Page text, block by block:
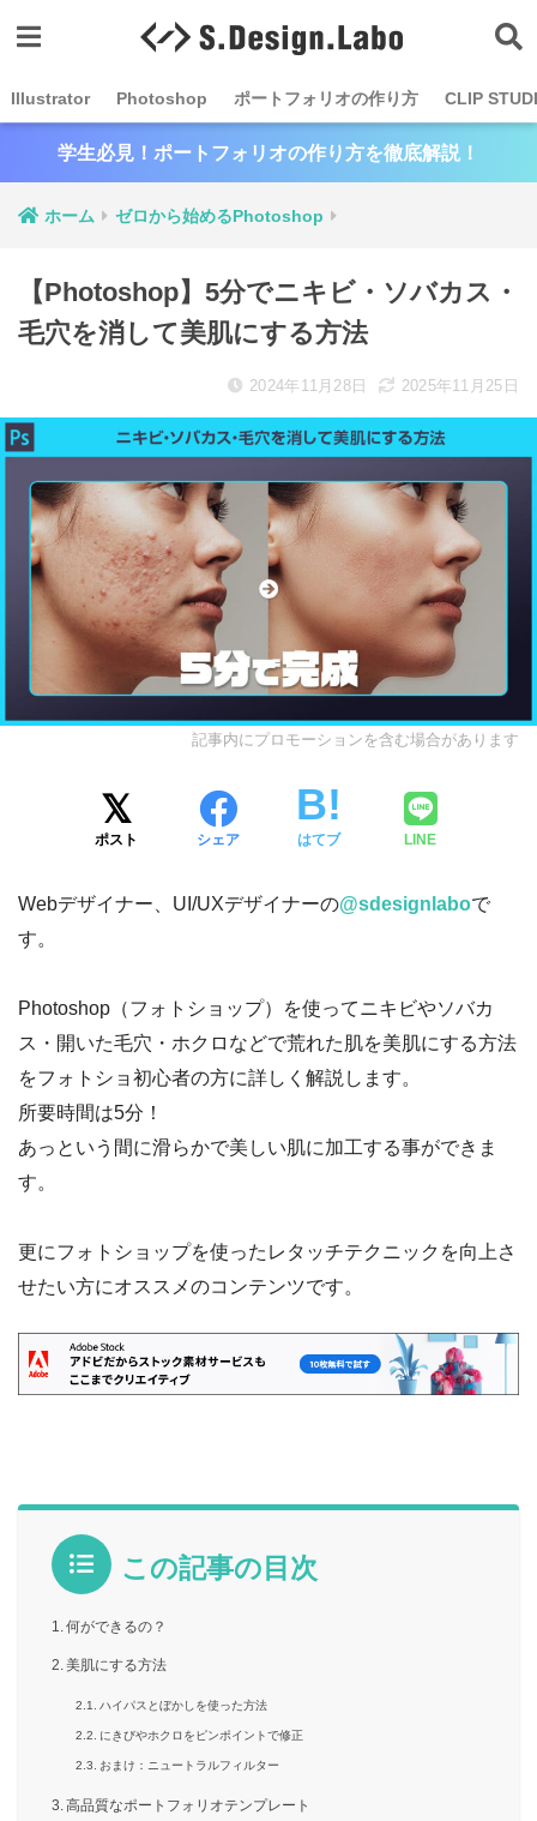
Illustrator Photoshop ポートフォリオの作り方 CLIP
学生必見！ポートフォリオの作り方を徹底解説！
ホーム ゼロから始めるPhotoshop
【Photoshop】5分でニキビ・ソバカス・
毛穴を消して美肌にする方法
2024年11月28日 2025年11月25日
記事内にプロモーションを含む場合があります
ポスト シェア はてブ LINE
Webデザイナー、UI/UXデザイナーの@sdesignlaboで
す。
Photoshop（フォトショップ）を使ってニキビやソバカ
ス・開いた毛穴・ホクロなどで荒れた肌を美肌にする方法
をフォトショ初心者の方に詳しく解説します。
所要時間は5分！
あっという間に滑らかで美しい肌に加工する事ができま
す。
更にフォトショップを使ったレタッチテクニックを向上さ
せたい方にオススメのコンテンツです。
この記事の目次
何ができるの？
美肌にする方法
ハイパスとぼかしを使った方法
にきびやホクロをピンポイントで修正
おまけ：ニュートラルフィルター
高品質なポートフォリオテンプレート